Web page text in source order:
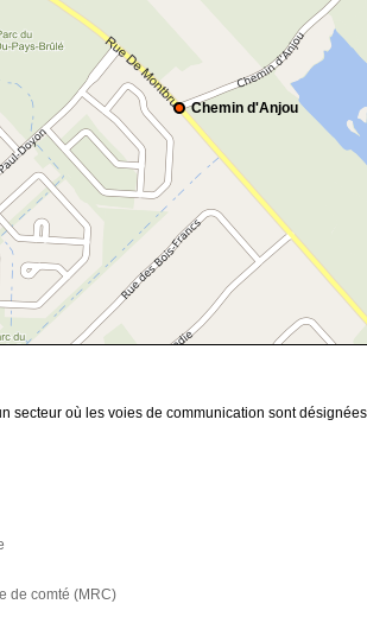
Chemin d'Anjou
où les voies de communication sont
de comté (MRC)